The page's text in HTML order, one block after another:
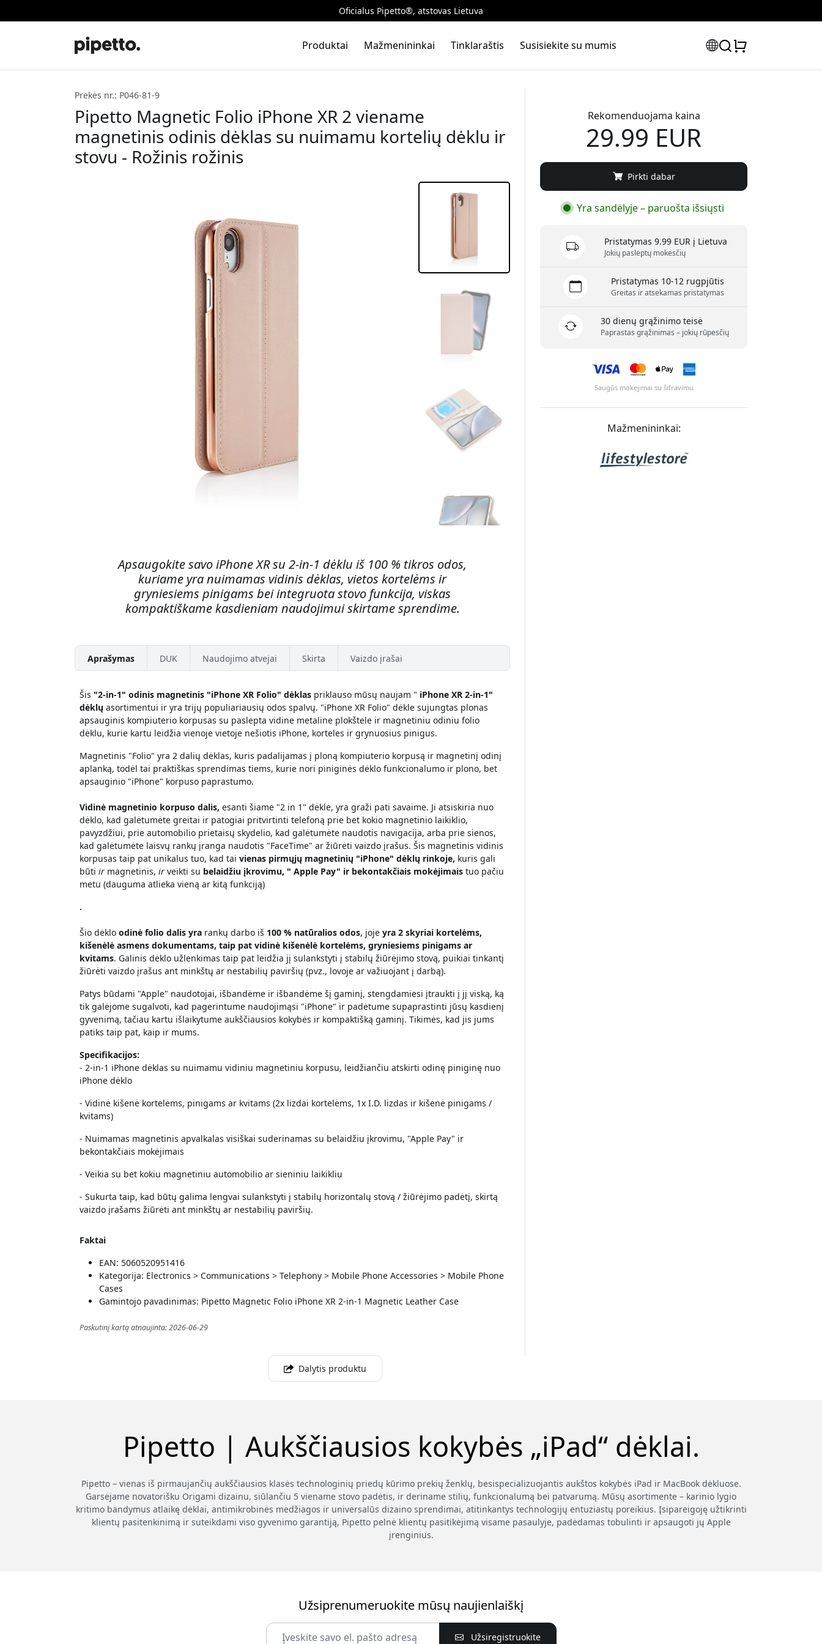
Oficialus Pipetto®, atstovas Lietuva
Produktai Mažmenininkai Tinklaraštis Susisiekite su mumis
Prekės nr.: P046-81-9
Pipetto Magnetic Folio iPhone XR 2 viename
magnetinis odinis dėklas su nuimamu kortelių dėklu ir
stovu - Rožinis rožinis
Apsaugokite savo iPhone XR su 2-in-1 dėklu iš 100 % tikros odos,
kuriame yra nuimamas vidinis dėklas, vietos kortelėms ir
gryniesiems pinigams bei integruota stovo funkcija, viskas
kompaktiškame kasdieniam naudojimui skirtame sprendime.
Aprašymas DUK Naudojimo atvejai Skirta Vaizdo įrašai
Šis "2-in-1" odinis magnetinis "iPhone XR Folio" dėklas priklauso mūsų naujam " iPhone XR 2-in-1"
dėklų asortimentui ir yra trijų populiariausių odos spalvų. "iPhone XR Folio" dėkle sujungtas plonas
apsauginis kompiuterio korpusas su paslėpta vidine metaline plokštele ir magnetiniu odiniu folio
dėklu, kurie kartu leidžia vienoje vietoje nešiotis iPhone, korteles ir grynuosius pinigus.
Magnetinis "Folio" yra 2 dalių dėklas, kuris padalijamas į ploną kompiuterio korpusą ir magnetinį odinį
aplanką, todėl tai praktiškas sprendimas tiems, kurie nori piniginės dėklo funkcionalumo ir plono, bet
apsauginio "iPhone" korpuso paprastumo.
Vidinė magnetinio korpuso dalis, esanti šiame "2 in 1" dėkle, yra graži pati savaime. Ji atsiskiria nuo
dėklo, kad galėtumėte greitai ir patogiai pritvirtinti telefoną prie bet kokio magnetinio laikiklio,
pavyzdžiui, prie automobilio prietaisų skydelio, kad galėtumėte naudotis navigacija, arba prie sienos,
kad galėtumėte laisvų rankų įranga naudotis "FaceTime" ar žiūrėti vaizdo įrašus. Šis magnetinis vidinis
korpusas taip pat unikalus tuo, kad tai vienas pirmųjų magnetinių "iPhone" dėklų rinkoje, kuris gali
būti ir magnetinis, ir veikti su belaidžiu įkrovimu, " Apple Pay" ir bekontakčiais mokėjimais tuo pačiu
metu (dauguma atlieka vieną ar kitą funkciją)
.
Šio dėklo odinė folio dalis yra rankų darbo iš 100 % natūralios odos, joje yra 2 skyriai kortelėms,
kišenėlė asmens dokumentams, taip pat vidinė kišenėlė kortelėms, gryniesiems pinigams ar
kvitams. Galinis dėklo užlenkimas taip pat leidžia jį sulankstyti į stabilų žiūrėjimo stovą, puikiai tinkantį
žiūrėti vaizdo įrašus ant minkštų ar nestabilių paviršių (pvz., lovoje ar važiuojant į darbą).
Patys būdami "Apple" naudotojai, išbandėme ir išbandėme šį gaminį, stengdamiesi įtraukti į jį viską, ką
tik galėjome sugalvoti, kad pagerintume naudojimąsi "iPhone" ir padėtume supaprastinti jūsų kasdienį
gyvenimą, tačiau kartu išlaikytume aukščiausios kokybės ir kompaktišką gaminį. Tikimės, kad jis jums
patiks taip pat, kaip ir mums.
Specifikacijos:
- 2-in-1 iPhone dėklas su nuimamu vidiniu magnetiniu korpusu, leidžiančiu atskirti odinę piniginę nuo
iPhone dėklo
- Vidinė kišenė kortelėms, pinigams ar kvitams (2x lizdai kortelėms, 1x I.D. lizdas ir kišenė pinigams /
kvitams)
- Nuimamas magnetinis apvalkalas visiškai suderinamas su belaidžiu įkrovimu, "Apple Pay" ir
bekontakčiais mokėjimais
- Veikia su bet kokiu magnetiniu automobilio ar sieniniu laikikliu
- Sukurta taip, kad būtų galima lengvai sulankstyti į stabilų horizontalų stovą / žiūrėjimo padėtį, skirtą
vaizdo įrašams žiūrėti ant minkštų ar nestabilių paviršių.
Faktai
EAN: 5060520951416
Kategorija: Electronics > Communications > Telephony > Mobile Phone Accessories > Mobile Phone
Cases
Gamintojo pavadinimas: Pipetto Magnetic Folio iPhone XR 2-in-1 Magnetic Leather Case
Paskutinį kartą atnaujinta: 2026-06-29
Rekomenduojama kaina
29.99 EUR
Pirkti dabar
Yra sandėlyje – paruošta išsiųsti
Pristatymas 9.99 EUR į Lietuva
Jokių paslėptų mokesčių
Pristatymas 10-12 rugpjūtis
Greitas ir atsekamas pristatymas
30 dienų grąžinimo teisė
Paprastas grąžinimas – jokių rūpesčių
Saugūs mokėjimai su šifravimu
Mažmenininkai:
Dalytis produktu
Pipetto | Aukščiausios kokybės „iPad“ dėklai.
Pipetto – vienas iš pirmaujančių aukščiausios klasės technologinių priedų kūrimo prekių ženklų, besispecializuojantis aukštos kokybės iPad ir MacBook dėkluose.
Garsėjame novatorišku Origami dizainu, siūlančiu 5 viename stovo padėtis, ir deriname stilių, funkcionalumą bei patvarumą. Mūsų asortimente – karinio lygio
kritimo bandymus atlaikę dėklai, antimikrobinės medžiagos ir universalūs dizaino sprendimai, atitinkantys technologijų entuziastų poreikius. Įsipareigoję užtikrinti
klientų pasitenkinimą ir suteikdami viso gyvenimo garantiją, Pipetto pelnė klientų pasitikėjimą visame pasaulyje, padėdamas tobulinti ir apsaugoti jų Apple
įrenginius.
Užsiprenumeruokite mūsų naujienlaiškį
Užsiregistruokite